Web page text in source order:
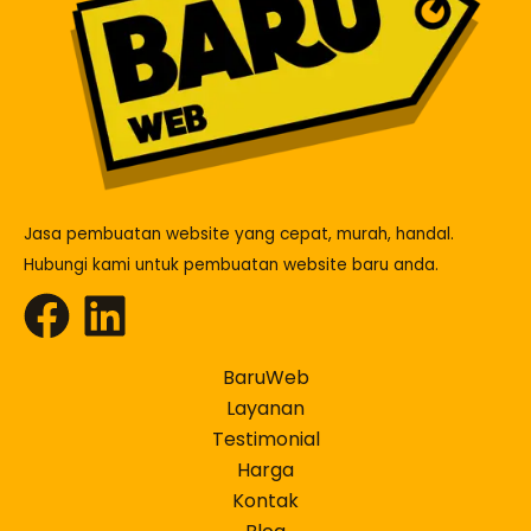
Jasa pembuatan website yang cepat, murah, handal.
Hubungi kami untuk pembuatan website baru anda.
BaruWeb
Layanan
Testimonial
Harga
Kontak